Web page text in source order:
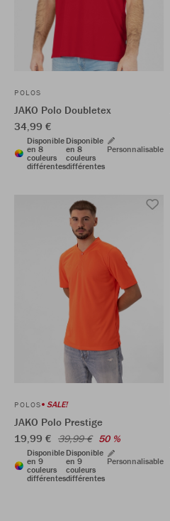
POLOS
JAKO Polo Doubletex
34,99 €
Disponible
en 8
couleurs
différentes
Disponible
en 8
couleurs
différentes
Personnalisable
POLOS SALE!
JAKO Polo Prestige
19,99 € 39,99 € 50 %
Disponible
en 9
couleurs
différentes
Disponible
en 9
couleurs
différentes
Personnalisable